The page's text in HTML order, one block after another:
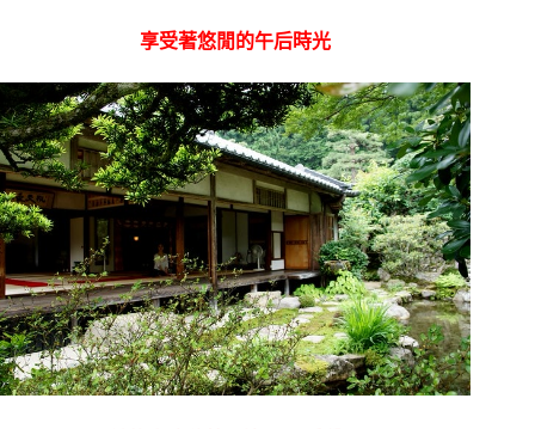
享受著悠閒的午后時光